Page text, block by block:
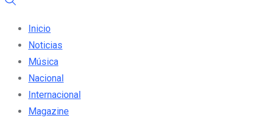
Inicio
Noticias
Música
Nacional
Internacional
Magazine